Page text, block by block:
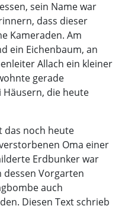
sein Name war
dass dieser
Kameraden. Am
ein Eichenbaum, an
Allach ein kleiner
gerade
die heute
das noch heute
Oma einer
Erdbunker war
dessen Vorgarten
auch
Diesen Text schrieb